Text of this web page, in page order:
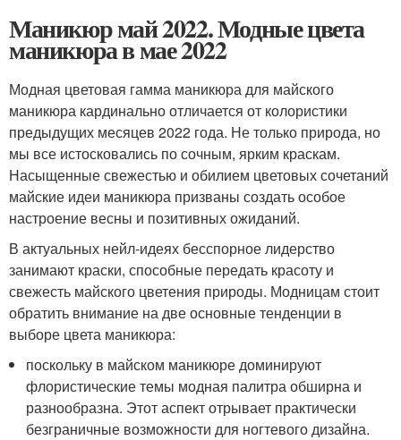
Маникюр май 2022. Модные цвета
маникюра в мае 2022
Модная цветовая гамма маникюра для майского
маникюра кардинально отличается от колористики
предыдущих месяцев 2022 года. Не только природа, но
мы все истосковались по сочным, ярким краскам.
Насыщенные свежестью и обилием цветовых сочетаний
майские идеи маникюра призваны создать особое
настроение весны и позитивных ожиданий.
В актуальных нейл-идеях бесспорное лидерство
занимают краски, способные передать красоту и
свежесть майского цветения природы. Модницам стоит
обратить внимание на две основные тенденции в
выборе цвета маникюра:
поскольку в майском маникюре доминируют
флористические темы модная палитра обширна и
разнообразна. Этот аспект отрывает практически
безграничные возможности для ногтевого дизайна.